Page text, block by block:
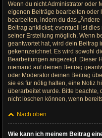
Wenn du nicht Administrator oder
eigenen Beiträge bearbeiten oder
bearbeiten, indem du das
Beitrag anklickst; eventuell ist
seiner Erstellung möglich. Wenn
geantwortet hat, wird dein Beitrag
gekennzeichnet. Es wird sowohl
Bearbeitungen angezeigt. Dieser
niemand auf deinen Beitrag
oder Moderator deinen Beitrag
sie es für nötig halten, eine Notiz
überarbeitet wurde. Bitte beachte,
nicht löschen können, wenn
Nach oben
Wie kann ich meinem Beitrag